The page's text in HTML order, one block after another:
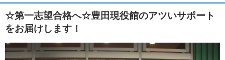
☆第一志望合格へ☆豊田現役館のアツいサポート
をお届けします！